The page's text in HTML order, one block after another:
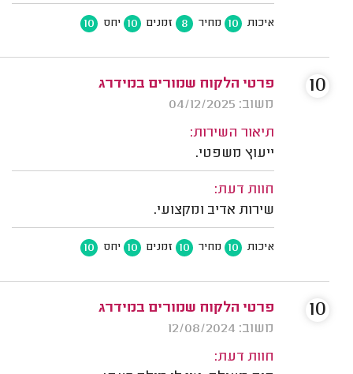
איכות 10 מחיר 8 זמנים 10 יחס 10
פרטי הלקוח שמורים במידרג
משוב: 04/12/2025
תיאור השירות:
ייעוץ משפטי.
חוות דעת:
שירות אדיב ומקצועי.
איכות 10 מחיר 10 זמנים 10 יחס 10
10
פרטי הלקוח שמורים במידרג
משוב: 12/08/2024
חוות דעת:
10